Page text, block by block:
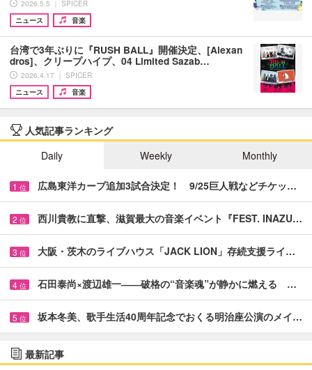
2026.5.5 ｜ SPICER
ニュース
音楽
台湾で3年ぶりに『RUSH BALL』開催決定、[Alexan
dros]、クリープハイプ、04 Limited Sazab…
2026.4.17 ｜ SPICER
ニュース
音楽
人気記事ランキング
Daily
Weekly Monthly
1 位 広島東洋カープ追加3試合決定！ 9/25巨人戦などチケッ…
2 位 西川貴教に直撃、滋賀最大の音楽イベント『FEST. INAZU…
3 位 大阪・茨木のライブハウス「JACK LION」存続支援ライ…
4 位 石田泰尚×渡辺雄一――破格の“音楽魂”が静かに燃える …
5 位 坂本冬美、歌手生活40周年記念でおくる明治座公演のメイ…
最新記事